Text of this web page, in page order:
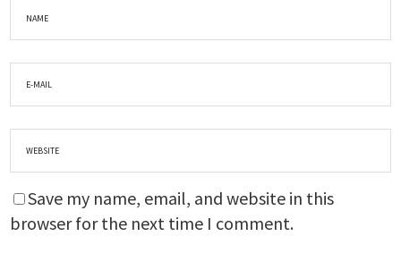
Save my name, email, and website in this
browser for the next time I comment.